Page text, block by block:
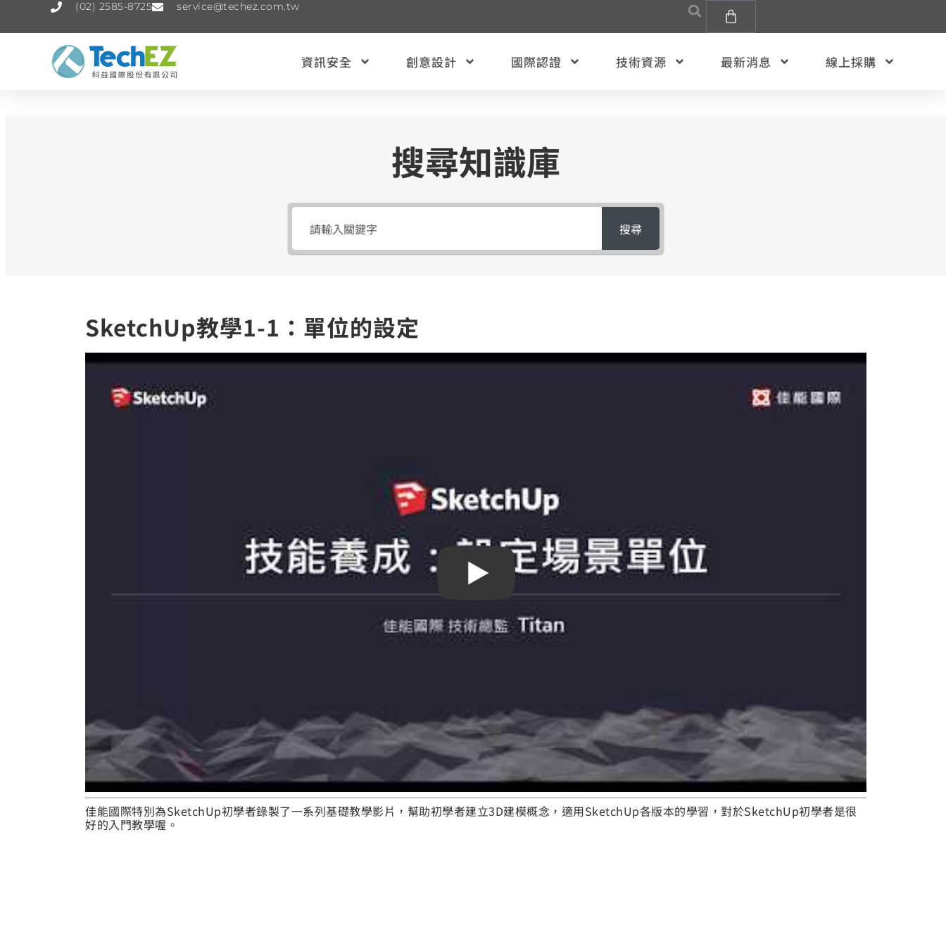
(02) 2585-8725 service@techez.com.tw
資訊安全 創意設計 國際認證 技術資源 最新消息 線上採購
搜尋知識庫
搜尋
SketchUp教學1-1：單位的設定
佳能國際特別為SketchUp初學者錄製了一系列基礎教學影片，幫助初學者建立3D建模概念，適用SketchUp各版本的學習，對於SketchUp初學者是很
好的入門教學喔。